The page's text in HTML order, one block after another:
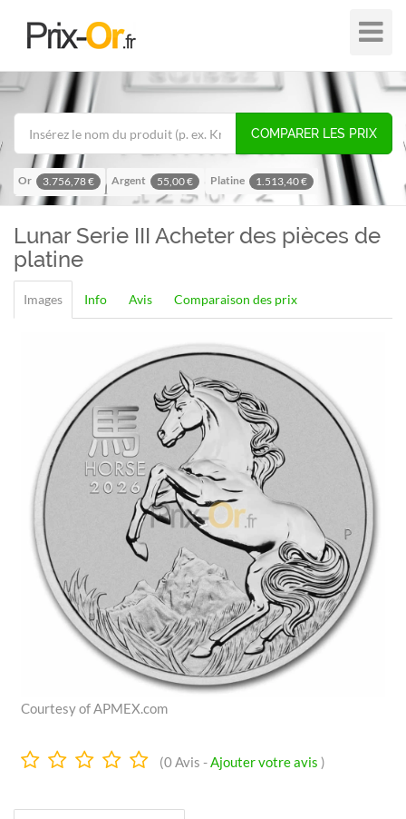
Plier
/
hors
de
COMPARER LES PRIX
Or 3.756,78 € Argent 55,00 € Platine
1.513,40 €
Palladium
1.195,57 €
Lunar Serie III Acheter des pièces de
platine
Images Info Avis Comparaison des prix
Courtesy of APMEX.com
0.0
(0Avis -Ajouter votre avis )